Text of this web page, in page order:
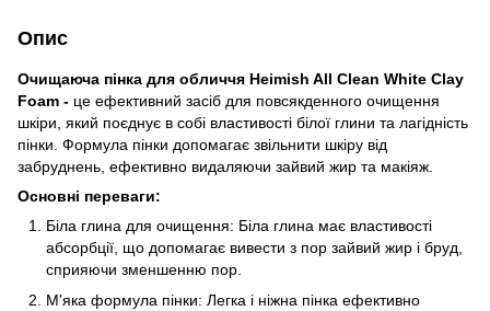
Опис
Очищаюча пінка для обличчя Heimish All Clean White Clay
Foam - це ефективний засіб для повсякденного очищення
шкіри, який поєднує в собі властивості білої глини та лагідність
пінки. Формула пінки допомагає звільнити шкіру від
забруднень, ефективно видаляючи зайвий жир та макіяж.
Основні переваги:
Біла глина для очищення: Біла глина має властивості
абсорбції, що допомагає вивести з пор зайвий жир і бруд,
сприяючи зменшенню пор.
М'яка формула пінки: Легка і ніжна пінка ефективно